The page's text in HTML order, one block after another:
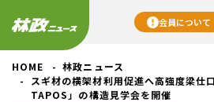
会員について
HOME
林政ニュース
スギ材の横架材利用促進へ高強度梁
TAPOS」の構造見学会を開催